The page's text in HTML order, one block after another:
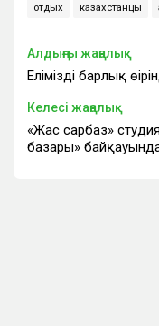
отдых казахстанцы
Алдыңғы жаңалық
Еліміздің барлық
Келесі жаңалық
«Жас сарбаз»
базары»